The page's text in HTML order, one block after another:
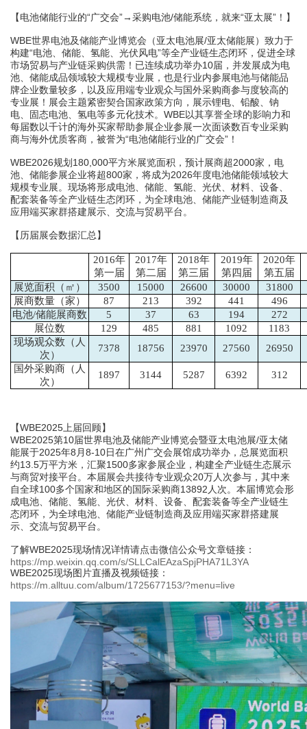
【电池储能行业的“广交会”→采购电池/储能系统 ，就来“亚太展”！】
WBE世界电池及储能产业博览会（亚太电池展/亚太储能展） 致力于
构建“电池、储能、氢能、光伏风电”等全产业链生态闭环 ，促进全球
市场贸易与产业链采购供需！已连续成功举办10届，并发展成为电
池、储能成品领域较大规模专业展，也是行业内参展电池与储能品
牌企业数量较多，以及应用端专业观众与国外采购商参与度较高的
专业展！展会主题紧密契合国家政策方向，展示锂电、铅酸、钠
电、固态电池、氢电等多元化技术。 WBE以其享誉全球的影响力和
每届数以千计的海外买家帮助参展企业参展一次面谈数百专业采购
商与海外优质客商，被誉为“电池储能行业的广交会”！
WBE2026规划 180, 000平方米展览面积，预计展商超2000家 ，电
池、储能参展企业将超800家， 将成为2026年度电池储能领域较大
规模专业展。现场将形成电池、储能、氢能、光伏、材料、设备、
配套装备等全产业链生态闭环，为全球电池、储能产业链制造商及
应用端买家群搭建展示、交流与贸易平台。
【历届展会数据汇总】
2016年
第一届
2017年
第二届
2018年
第三届
2019年
第四届
2020年
第五届
展览面积（㎡）
3500 15000 26600 30000
31800
展商数量 （家） 87 213 392 441
496
电池/储能展商数 5 37 63 194
272
展位数
129 485 881 1092
1183
现场观众数（人
次）
7378 18756 23970 27560
26950
国外采购商（人
次）
1897 3144 5287 6392 312
【WBE2025上届回顾】
WBE2025第10届世界电池及储能产业博览会暨亚太电池展/亚太储
能展于2025年8 月8-10日在广州广交会展馆成功举办，总展览面积
约13.5万平方米，汇聚1500多家参展企业，构建全产业链生态展示
与商贸对接平台。本届展会共接待专业观众20万人次参与，其中来
自全球100多个国家和地区的国际采购商13892 人次。本届博览会形
成电池、储能、氢能、光伏、材料、设备、配套装备等全产业链生
态闭环，为全球电池、储能产业链制造商及应用端买家群搭建展
示、交流与贸易平台。
了解WBE2025现场情况详情请点击微信公众号文章链接：
https://mp.weixin.qq.com/s/SLLCalEAzaSpjPHA71L3YA
WBE2025现场图片直播及视频链接：
https://m.alltuu.com/album/1725677153/?menu=live